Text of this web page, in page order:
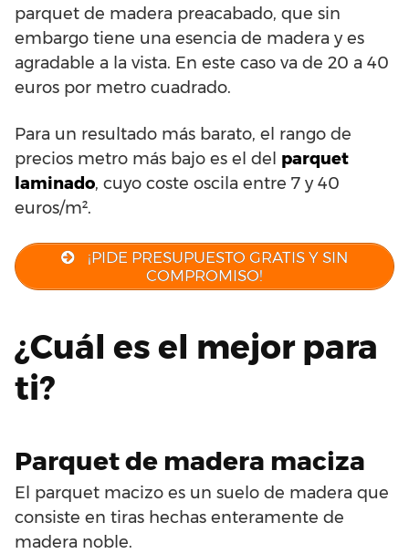
parquet de madera preacabado, que sin
embargo tiene una esencia de madera y es
agradable a la vista. En este caso va de 20 a 40
euros por metro cuadrado.
Para un resultado más barato, el rango de
precios metro más bajo es el del parquet
laminado, cuyo coste oscila entre 7 y 40
euros/m².
¡PIDE PRESUPUESTO GRATIS Y SIN
COMPROMISO!
¿Cuál es el mejor para
ti?
Parquet de madera maciza
El parquet macizo es un suelo de madera que
consiste en tiras hechas enteramente de
madera noble.